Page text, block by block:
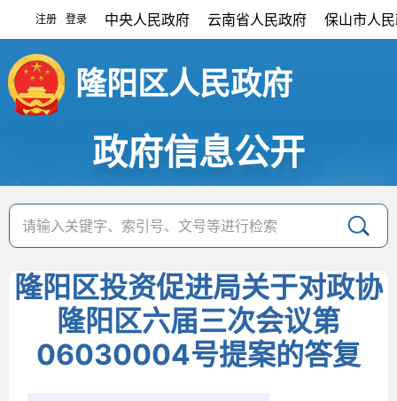
注册 登录 中央人民政府 云南省人民政府 保山市人
隆阳区人民政府
政府信息公开
隆阳区投资促进局关于对政协
隆阳区六届三次会议第
06030004号提案的答复